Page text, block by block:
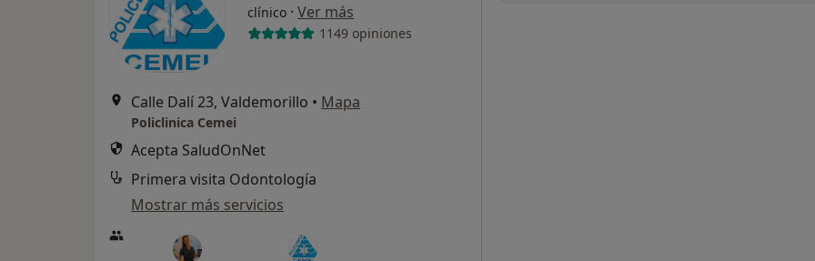
clínico · Ver más
1149 opiniones
Calle Dalí 23, Valdemorillo • Mapa
Policlinica Cemei
Acepta SaludOnNet
Primera visita Odontología
Mostrar más servicios